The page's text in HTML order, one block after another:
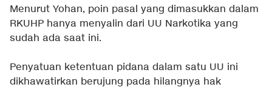
Menurut Yohan, poin pasal yang dimasukkan dalam
RKUHP hanya menyalin dari UU Narkotika yang
sudah ada saat ini.
Penyatuan ketentuan pidana dalam satu UU ini
dikhawatirkan berujung pada hilangnya hak